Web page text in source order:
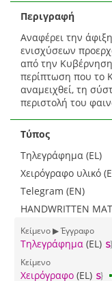
Περιγραφή
Αναφέρει την
ενισχύσεων
από την
περίπτωση που το
αναμειχθεί, τη
περιστολή του
Τύπος
Τηλεγράφημα (EL)
Χειρόγραφο υλικό
Telegram (EN)
HANDWRITTEN
Κείμενο ▶ Έγγραφο
Τηλεγράφημα (EL)
Κείμενο
Χειρόγραφο (EL)